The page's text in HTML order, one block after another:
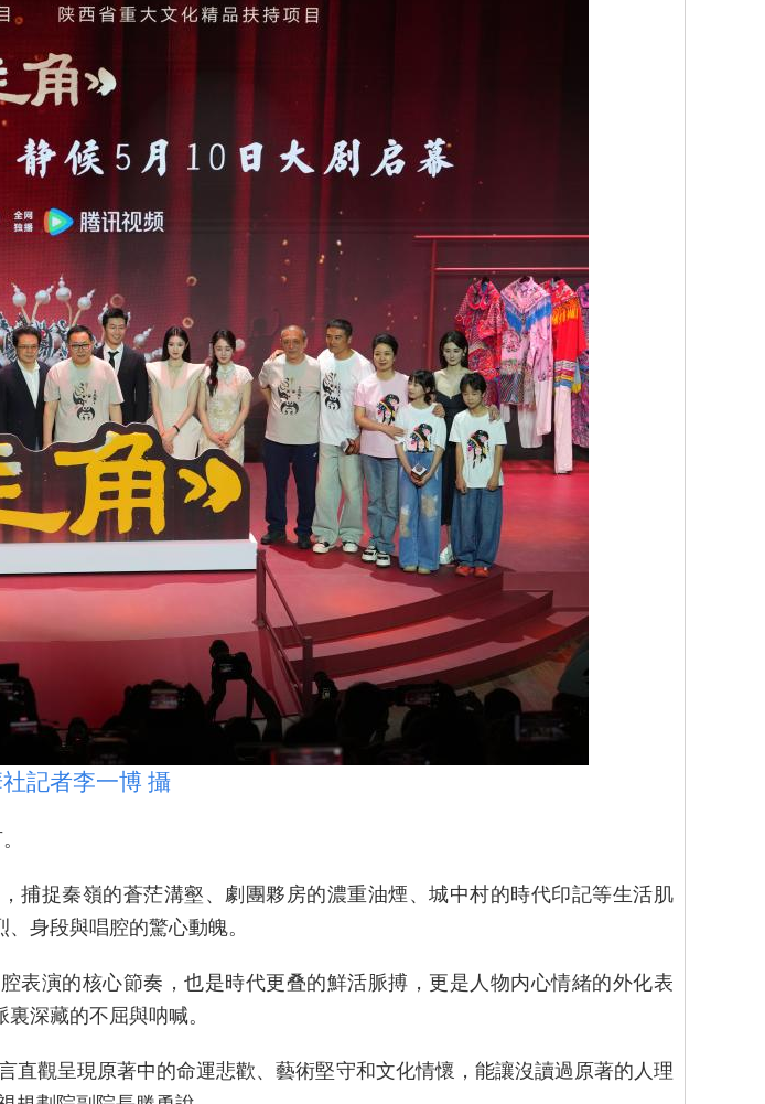
記者李一博 攝
捉秦嶺的蒼茫溝壑、劇團夥房的濃重油煙、城中村的時代印記等生活肌
身段與唱腔的驚心動魄。
演的核心節奏，也是時代更叠的鮮活脈搏，更是人物内心情緒的外化表
深藏的不屈與呐喊。
觀呈現原著中的命運悲歡、藝術堅守和文化情懷，能讓沒讀過原著的人理